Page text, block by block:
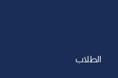
الطلاب